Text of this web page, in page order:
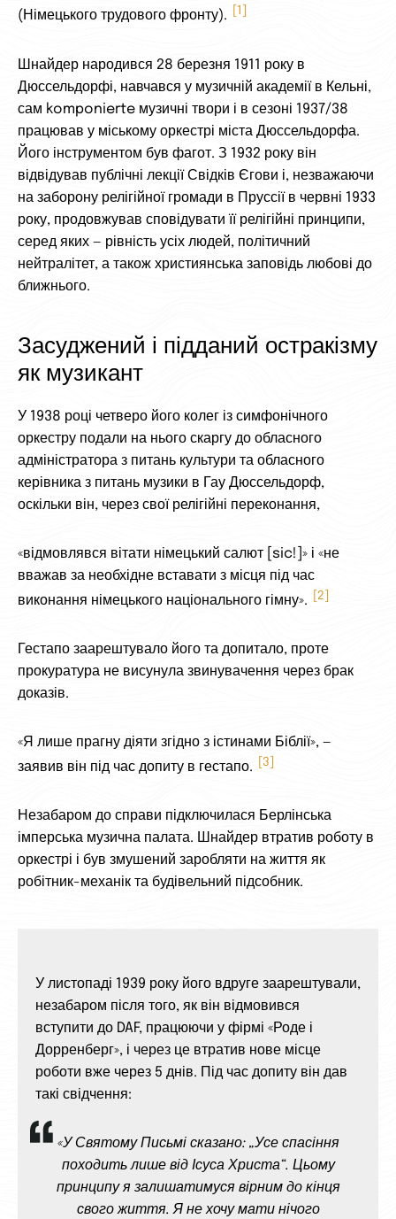
(Німецького трудового фронту).
1
Шнайдер народився 28 березня 1911 року в
Дюссельдорфі, навчався у музичній академії в Кельні,
сам komponierte музичні твори і в сезоні 1937/38
працював у міському оркестрі міста Дюссельдорфа.
Його інструментом був фагот. З 1932 року він
відвідував публічні лекції Свідків Єгови і, незважаючи
на заборону релігійної громади в Пруссії в червні 1933
року, продовжував сповідувати її релігійні принципи,
серед яких — рівність усіх людей, політичний
нейтралітет, а також християнська заповідь любові до
ближнього.
Засуджений і підданий остракізму
як музикант
У 1938 році четверо його колег із симфонічного
оркестру подали на нього скаргу до обласного
адміністратора з питань культури та обласного
керівника з питань музики в Гау Дюссельдорф,
оскільки він, через свої релігійні переконання,
«відмовлявся вітати німецький салют [sic!]» і «не
вважав за необхідне вставати з місця під час
виконання німецького національного гімну».
2
Гестапо заарештувало його та допитало, проте
прокуратура не висунула звинувачення через брак
доказів.
«Я лише прагну діяти згідно з істинами Біблії», —
заявив він під час допиту в гестапо.
3
Незабаром до справи підключилася Берлінська
імперська музична палата. Шнайдер втратив роботу в
оркестрі і був змушений заробляти на життя як
робітник-механік та будівельний підсобник.
У листопаді 1939 року його вдруге заарештували,
незабаром після того, як він відмовився
вступити до DAF, працюючи у фірмі «Роде і
Дорренберг», і через це втратив нове місце
роботи вже через 5 днів. Під час допиту він дав
такі свідчення:
«У Святому Письмі сказано: „Усе спасіння
походить лише від Ісуса Христа“. Цьому
принципу я залишатимуся вірним до кінця
свого життя. Я не хочу мати нічого